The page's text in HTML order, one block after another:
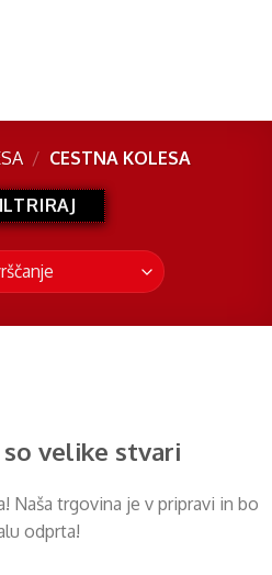
/ CESTNA KOLESA
velike stvari
Naša trgovina je v pripravi in ​​bo
odprta!